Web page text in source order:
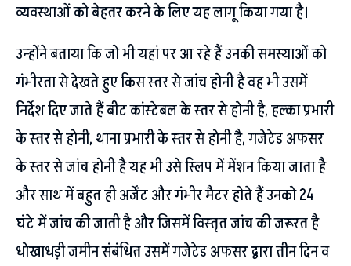
व्यवस्थाओं को बेहतर करने के लिए यह लागू किया गया है।
उन्होंने बताया कि जो भी यहां पर आ रहे हैं उनकी समस्याओं को
गंभीरता से देखते हुए किस स्तर से जांच होनी है वह भी उसमें
निर्देश दिए जाते हैं बीट कांस्टेबल के स्तर से होनी है, हल्का प्रभारी
के स्तर से होनी, थाना प्रभारी के स्तर से होनी है, गजेटेड अफसर
के स्तर से जांच होनी है यह भी उसे स्लिप में मेंशन किया जाता है
और साथ में बहुत ही अर्जेंट और गंभीर मैटर होते हैं उनको 24
घंटे में जांच की जाती है और जिसमें विस्तृत जांच की जरूरत है
धोखाधड़ी जमीन संबंधित उसमें गजेटेड अफसर द्वारा तीन दिन व